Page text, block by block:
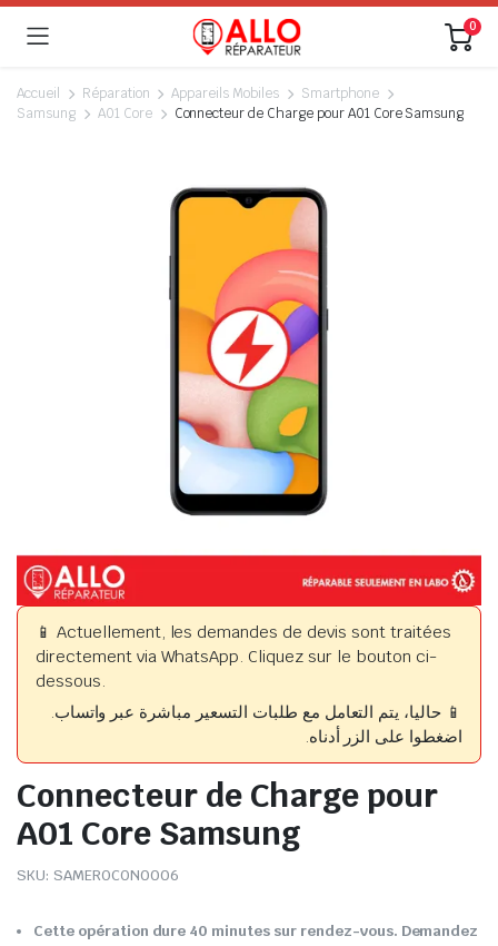
0
Accueil Réparation Appareils Mobiles
Smartphone
Samsung
A01 Core Connecteur de Charge pour A01 Core Samsung
📱 Actuellement, les demandes de devis sont traitées
directement via WhatsApp. Cliquez sur le bouton ci-
dessous.
📱 حاليا، يتم التعامل مع طلبات التسعير مباشرة عبر واتساب.
اضغطوا على الزر أدناه.
Connecteur de Charge pour
A01 Core Samsung
SKU: SAMEROCON0006
Cette opération dure 40 minutes sur rendez-vous. Demandez